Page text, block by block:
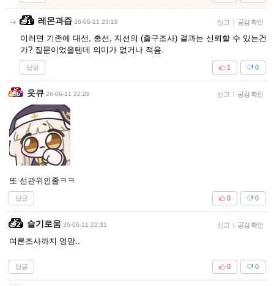
레몬과즙 26-06-11 23:18 신고 | 공감 확인
이러면 기존에 대선, 총선, 지선의 (출구조사) 결과는 신뢰할 수 있는건
가? 질문이었을텐데 의미가 없거나 적음.
답글 0
1
읏큐 26-06-11 22:29 신고 | 공감 확인
또 선관위인줄ㅋㅋ
답글 0
0
슬기로움 26-06-11 22:31 신고 | 공감 확인
여론조사까지 엉망..
답글 0
0